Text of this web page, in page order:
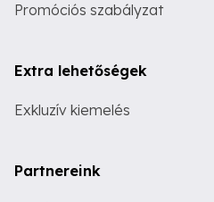
Promóciós szabályzat
Extra lehetőségek
Exkluzív kiemelés
Partnereink